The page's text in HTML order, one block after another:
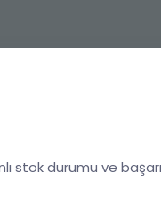
durumu ve başarı